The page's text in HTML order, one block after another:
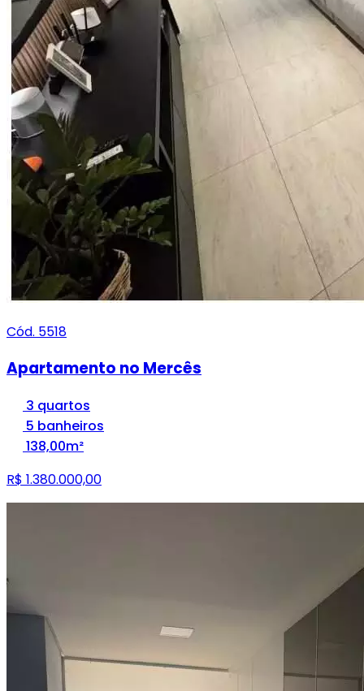
Cód. 5518
Apartamento no Mercês
3 quartos
5 banheiros
138,00m²
R$ 1.380.000,00